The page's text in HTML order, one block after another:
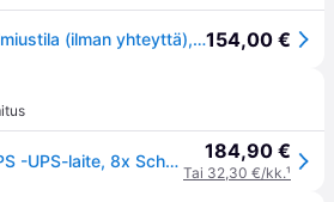
APC BE850G2-GR, Valmiustila (ilman yhteyttä), 0,85 kVA, 520 W, Sini, 220 V, 230 V154,00 €
850VA/520W Back-UPS -UPS-laite, 8x Schuko, USB-C, USB-A, musta 184,90 €
Tai 32,30 €/kk.¹